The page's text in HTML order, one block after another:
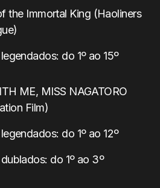
the Immortal King (Haoliners
do 1º ao 15º
ME, MISS NAGATORO
Film)
do 1º ao 12º
do 1º ao 3º